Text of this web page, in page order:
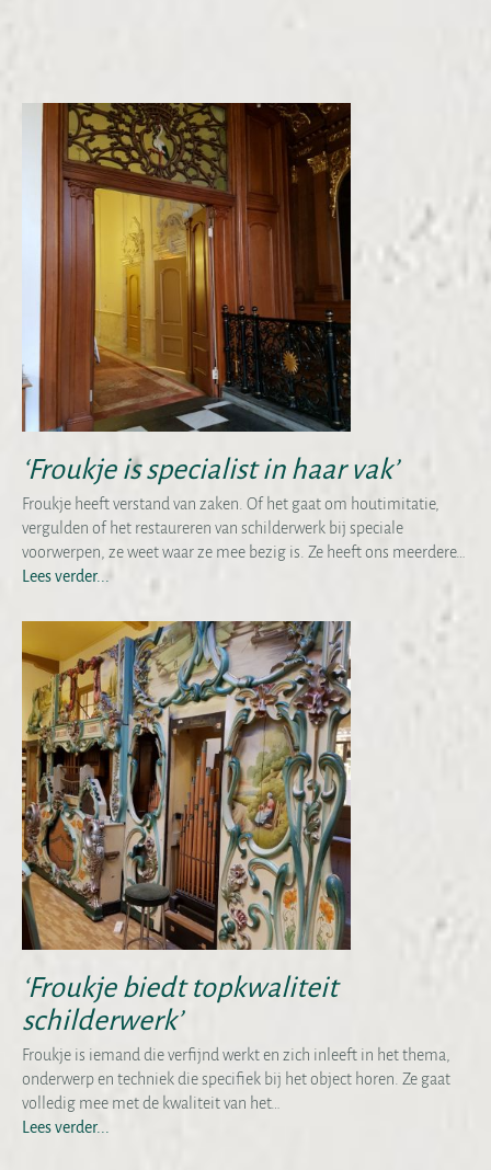
‘Froukje is specialist in haar vak’
Froukje heeft verstand van zaken. Of het gaat om houtimitatie,
vergulden of het restaureren van schilderwerk bij speciale
voorwerpen, ze weet waar ze mee bezig is. Ze heeft ons meerdere…
Lees verder...
‘Froukje biedt topkwaliteit
schilderwerk’
Froukje is iemand die verfijnd werkt en zich inleeft in het thema,
onderwerp en techniek die specifiek bij het object horen. Ze gaat
volledig mee met de kwaliteit van het…
Lees verder...